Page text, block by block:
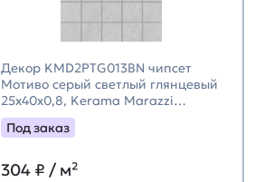
Декор KMD2PTG013BN чипсет
Мотиво серый светлый глянцевый
25x40x0,8, Kerama Marazzi
(Керама Марацци)
Под заказ
304 ₽ / м²